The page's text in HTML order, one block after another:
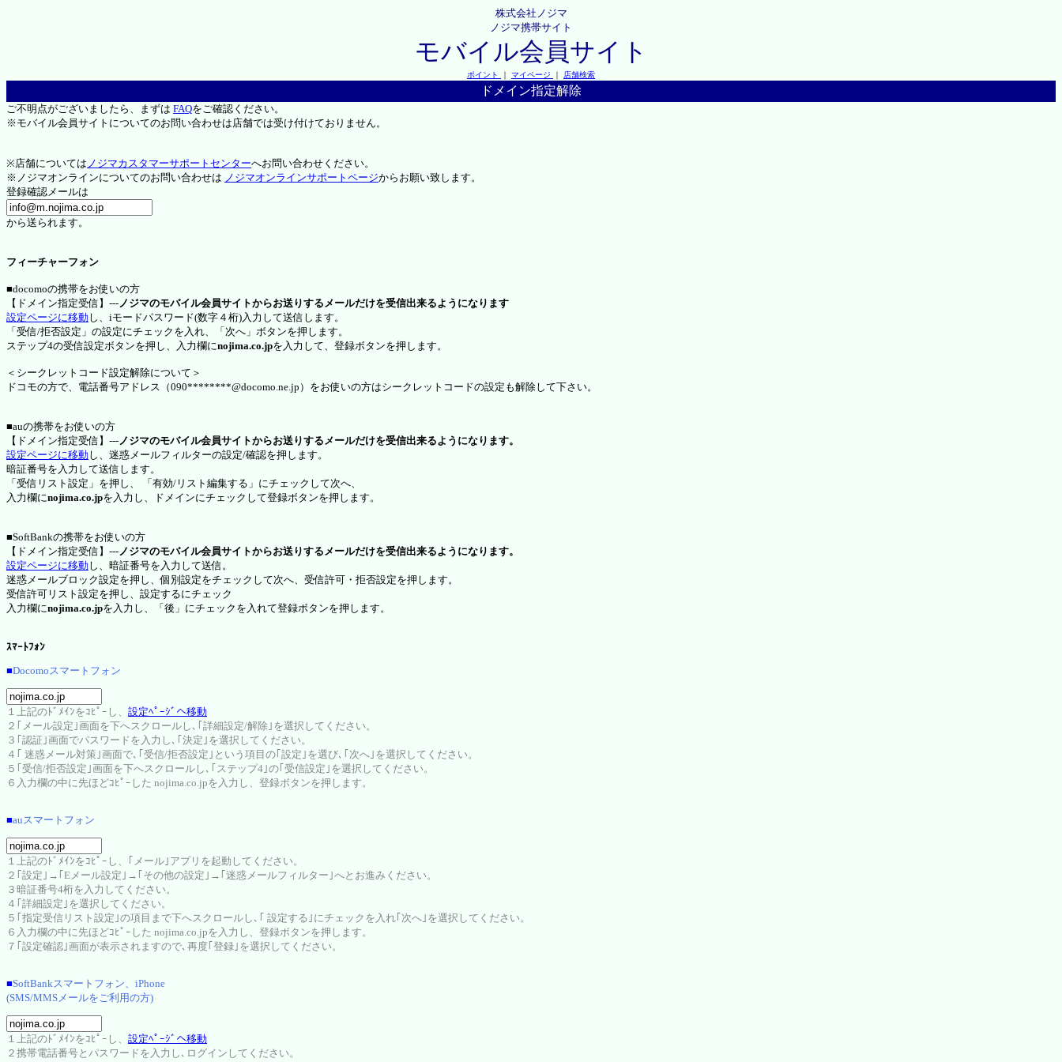
株式会社ノジマ
ノジマ携帯サイト
モバイル会員サイト
ポイント ｜ マイページ ｜ 店舗検索
ドメイン指定解除
ご不明点がございましたら、まずは FAQをご確認ください。
※モバイル会員サイトについてのお問い合わせは店舗では受け付けておりません。
※店舗については ノジマカスタマーサポートセンターへお問い合わせください。
※ノジマオンラインについてのお問い合わせは ノジマオンラインサポートページからお願い致します。
登録確認メールは
から送られます。
フィーチャーフォン
■docomoの携帯をお使いの方
【ドメイン指定受信】---ノジマのモバイル会員サイトからお送りするメールだけを受信出来るようになります
設定ページに移動し、iモードパスワード(数字４桁)入力して送信します。
「受信/拒否設定」の設定にチェックを入れ、「次へ」ボタンを押します。
ステップ4の受信設定ボタンを押し、入力欄にnojima.co.jpを入力して、登録ボタンを押します。
＜シークレットコード設定解除について＞
ドコモの方で、電話番号アドレス（090********@docomo.ne.jp）をお使いの方はシークレットコードの設定も解除して下さい。
■auの携帯をお使いの方
【ドメイン指定受信】---ノジマのモバイル会員サイトからお送りするメールだけを受信出来るようになります。
設定ページに移動し、迷惑メールフィルターの設定/確認を押します。
暗証番号を入力して送信します。
「受信リスト設定」を押し、 「有効/リスト編集する」にチェックして次へ、
入力欄にnojima.co.jpを入力し、ドメインにチェックして登録ボタンを押します。
■SoftBankの携帯をお使いの方
【ドメイン指定受信】---ノジマのモバイル会員サイトからお送りするメールだけを受信出来るようになります。
設定ページに移動し、暗証番号を入力して送信。
迷惑メールブロック設定を押し、個別設定をチェックして次へ、受信許可・拒否設定を押します。
受信許可リスト設定を押し、設定するにチェック
入力欄にnojima.co.jpを入力し、「後」にチェックを入れて登録ボタンを押します。
ｽﾏｰﾄﾌｫﾝ
■Docomoスマートフォン
１上記のﾄﾞﾒｲﾝをｺﾋﾟｰし、 設定ﾍﾟｰｼﾞへ移動
２｢メール設定｣画面を下へスクロールし､｢詳細設定/解除｣を選択してください。
３｢認証｣画面でパスワードを入力し､｢決定｣を選択してください。
４｢ 迷惑メール対策｣画面で､｢受信/拒否設定｣という項目の｢設定｣を選び､｢次へ｣を選択してください。
５｢受信/拒否設定｣画面を下へスクロールし､｢ステップ4｣の｢受信設定｣を選択してください。
６入力欄の中に先ほどｺﾋﾟｰした nojima.co.jpを入力し、登録ボタンを押します。
■auスマートフォン
１上記のﾄﾞﾒｲﾝをｺﾋﾟｰし、｢メール｣アプリを起動してください。
２｢設定｣→｢Eメール設定｣→｢その他の設定｣→｢迷惑メールフィルター｣へとお進みください。
３暗証番号4桁を入力してください。
４｢詳細設定｣を選択してください。
５｢指定受信リスト設定｣の項目まで下へスクロールし､｢ 設定する｣にチェックを入れ｢次へ｣を選択してください。
６入力欄の中に先ほどｺﾋﾟｰした nojima.co.jpを入力し、登録ボタンを押します。
７｢設定確認｣画面が表示されますので､再度｢登録｣を選択してください。
■SoftBankスマートフォン、iPhone
(SMS/MMSメールをご利用の方)
１上記のﾄﾞﾒｲﾝをｺﾋﾟｰし、 設定ﾍﾟｰｼﾞへ移動
２携帯電話番号とパスワードを入力し､ログインしてください。